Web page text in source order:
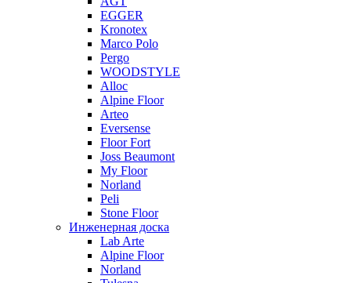
EGGER
Kronotex
Marco Polo
Pergo
WOODSTYLE
Alloc
Alpine Floor
Arteo
Eversense
Floor Fort
Joss Beaumont
My Floor
Norland
Peli
Stone Floor
Инженерная доска
Lab Arte
Alpine Floor
Norland